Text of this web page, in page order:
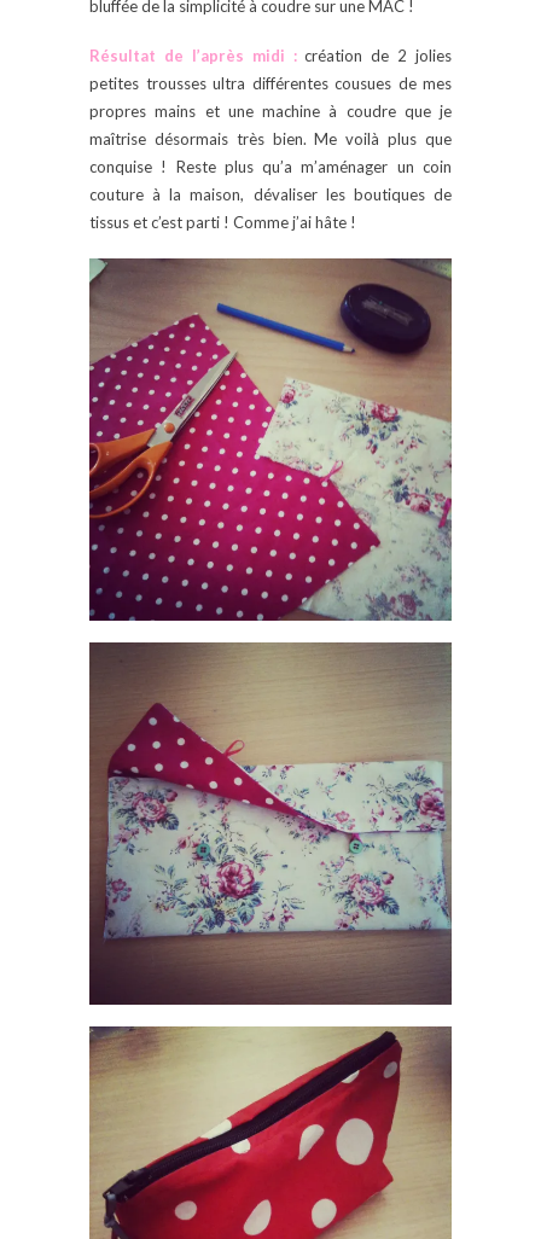
bluffée de la simplicité à coudre sur une MAC !
Résultat de l’après midi : création de 2 jolies
petites trousses ultra différentes cousues de mes
propres mains et une machine à coudre que je
maîtrise désormais très bien. Me voilà plus que
conquise ! Reste plus qu’a m’aménager un coin
couture à la maison, dévaliser les boutiques de
tissus et c’est parti ! Comme j’ai hâte !